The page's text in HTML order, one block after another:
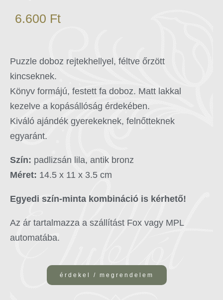
6.600 Ft
Puzzle doboz rejtekhellyel, féltve őrzött
kincseknek.
Könyv formájú, festett fa doboz. Matt lakkal
kezelve a kopásállóság érdekében.
Kiváló ajándék gyerekeknek, felnőtteknek
egyaránt.
Szín: padlizsán lila, antik bronz
Méret: 14.5 x 11 x 3.5 cm
Egyedi szín-minta kombináció is kérhető!
Az ár tartalmazza a szállítást Fox vagy MPL
automatába.
érdekel / megrendelem